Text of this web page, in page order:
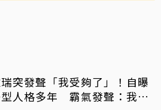
突發聲「我受夠了」！自曝
人格多年 霸氣發聲：我也